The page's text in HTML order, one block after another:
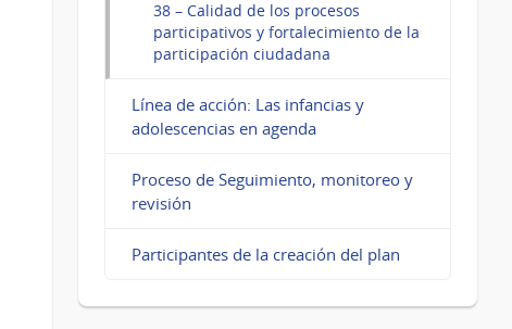
38 – Calidad de los procesos
participativos y fortalecimiento de la
participación ciudadana
Línea de acción: Las infancias y
adolescencias en agenda
Proceso de Seguimiento, monitoreo y
revisión
Participantes de la creación del plan